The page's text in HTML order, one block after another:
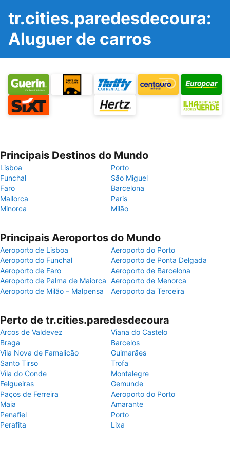
tr.cities.paredesdecoura:
Aluguer de carros
Principais Destinos do Mundo
Lisboa
Porto
Funchal
São Miguel
Faro
Barcelona
Mallorca
Paris
Minorca
Milão
Principais Aeroportos do Mundo
Aeroporto de Lisboa
Aeroporto do Porto
Aeroporto do Funchal
Aeroporto de Ponta Delgada
Aeroporto de Faro
Aeroporto de Barcelona
Aeroporto de Palma de Maiorca Aeroporto de Menorca
Aeroporto de Milão – Malpensa
Aeroporto da Terceira
Perto de tr.cities.paredesdecoura
Arcos de Valdevez
Viana do Castelo
Braga
Barcelos
Vila Nova de Famalicão
Guimarães
Santo Tirso
Trofa
Vila do Conde
Montalegre
Felgueiras
Gemunde
Paços de Ferreira
Aeroporto do Porto
Maia
Amarante
Penafiel
Porto
Perafita
Lixa